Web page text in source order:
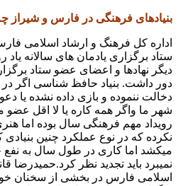
بنیادهای فرهنگی در فارس و شیراز
اداره کل فرهنگ و ارشاد اسلامی
ستاد برگزاری یادمان های سالانه
دیگر نهادها و اعضای عضو ستاد
دور داشت. بنیاد حافظ شناسی اگر
دخالت ننموده و بازی داده نشده یا
شهر ما واگر همه کاره یا لا اقل عضو
رویداد مهم فرهنگی سال بوده اما
نکرده که در نوع عملکرد چنین
میکشد اما کاری در طول سال به
نمیبرد باید تجدید نظر کرد.حمیدرضا
اسلامی فارس در بخشی از سخنان